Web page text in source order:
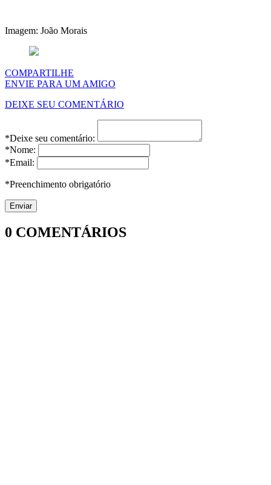
Imagem: João Morais
COMPARTILHE
ENVIE PARA UM AMIGO
DEIXE SEU COMENTÁRIO
*Deixe seu comentário:
*Nome:
*Email:
*Preenchimento obrigatório
0 COMENTÁRIOS